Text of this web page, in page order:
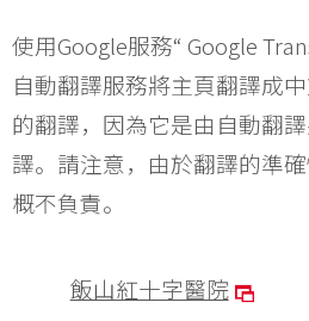
使用Google服務“ Google
自動翻譯服務將主頁翻譯成
的翻譯，因為它是由自動翻
譯。請注意，由於翻譯的準
概不負責。
飯山紅十字醫院